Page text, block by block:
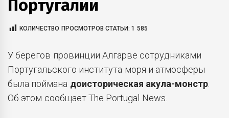
Португалии
КОЛИЧЕСТВО ПРОСМОТРОВ СТАТЬИ:1 585
У берегов провинции Алгарве сотрудниками
Португальского института моря и атмосферы
была поймана доисторическая акула-монстр.
Об этом сообщает The Portugal News.